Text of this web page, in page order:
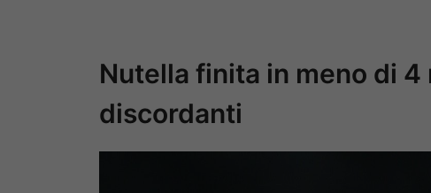
Nutella finita in meno di
discordanti